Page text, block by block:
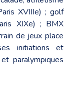
XVIIIe) ; golf
XIXe) ; BMX
de jeux place
initiations et
paralympiques